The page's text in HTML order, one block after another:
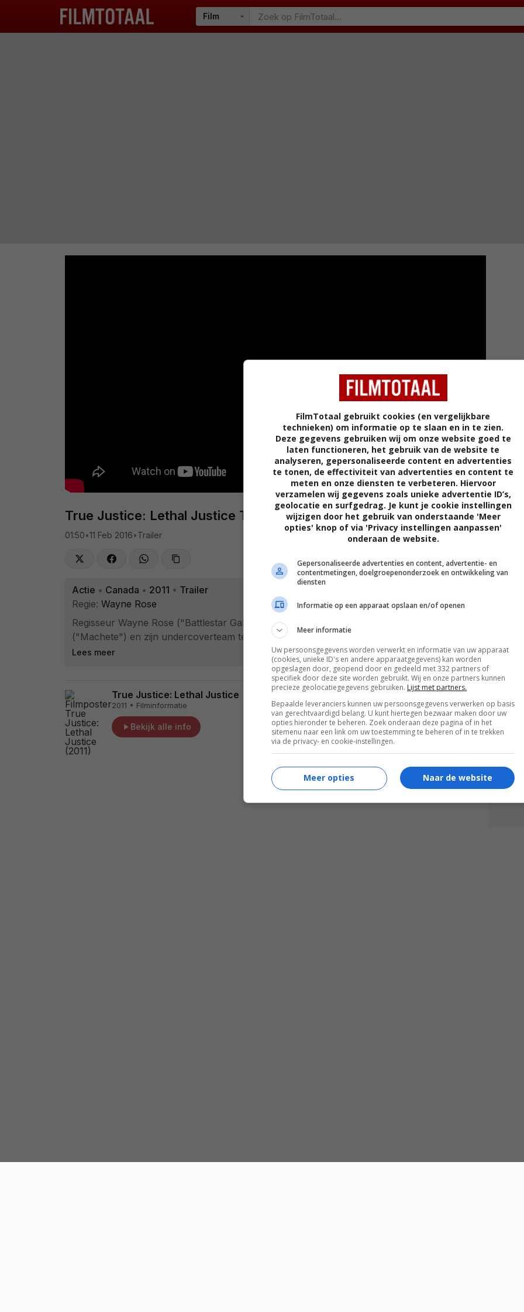
True Justice: Lethal Justice Trailer
01:50•11 Feb 2016•Trailer
Actie • Canada • 2011 • Trailer
Regie: Wayne Rose
Regisseur Wayne Rose ("Battlestar Galactica") laat actielegende Steven Seagal
("Machete") en zijn undercoverteam tegen de New Hope Arian Nation optred...
Lees meer
True Justice: Lethal Justice
2011 • Filminformatie
Bekijk alle info
Meer
FilmTotaal gebruikt cookies (en vergelijkbare
technieken) om informatie op te slaan en in te zien.
Deze gegevens gebruiken wij om onze website goed te
laten functioneren, het gebruik van de website te
analyseren, gepersonaliseerde content en advertenties
te tonen, de effectiviteit van advertenties en content te
meten en onze diensten te verbeteren. Hiervoor
verzamelen wij gegevens zoals unieke advertentie ID’s,
geolocatie en surfgedrag. Je kunt je cookie instellingen
wijzigen door het gebruik van onderstaande 'Meer
opties' knop of via 'Privacy instellingen aanpassen'
onderaan de website.
Gepersonaliseerde advertenties en content, advertentie- en
contentmetingen, doelgroepenonderzoek en ontwikkeling van
diensten
Informatie op een apparaat opslaan en/of openen
Meer informatie
Uw persoonsgegevens worden verwerkt en informatie van uw apparaat
(cookies, unieke ID's en andere apparaatgegevens) kan worden
opgeslagen door, geopend door en gedeeld met 332 partners of
specifiek door deze site worden gebruikt. Wij en onze partners kunnen
precieze geolocatiegegevens gebruiken. Lijst met partners.
Bepaalde leveranciers kunnen uw persoonsgegevens verwerken op basis
van gerechtvaardigd belang. U kunt hiertegen bezwaar maken door uw
opties hieronder te beheren. Zoek onderaan deze pagina of in het
sitemenu naar een link om uw toestemming te beheren of in te trekken
via de privacy- en cookie-instellingen.
Naar de website
Meer opties